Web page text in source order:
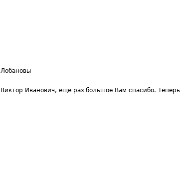
Лобановы
Виктор Иванович, еще раз большое Вам спасибо.